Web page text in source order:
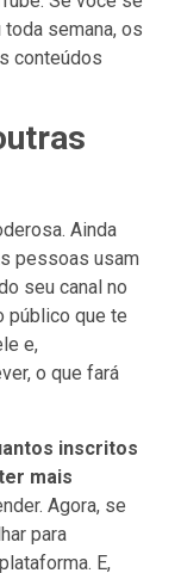
semana, os
conteúdos
Ainda
pessoas usam
seu canal no
público que te
e,
o que fará
inscritos
mais
Agora, se
para
E,